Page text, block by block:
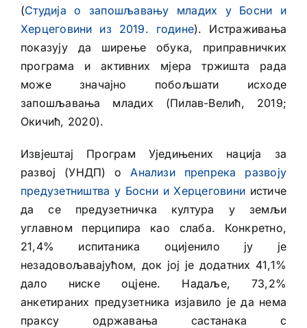
(Студија о запошљавању младих у Босни и
Херцеговини из 2019. године). Истраживања
показују да ширење обука, приправничких
програма и активних мјера тржишта рада
може значајно побољшати исходе
запошљавања младих (Пилав-Велић, 2019;
Окичић, 2020).
Извјештај Програм Уједињених нација за
развој (УНДП) оАнализи препрека развоју
предузетништва у Босни и Херцеговини истиче
да се предузетничка култура у земљи
углавном перципира као слаба. Конкретно,
21,4% испитаника оцијенило ју је
незадовољавајућом, док јој је додатних 41,1%
дало ниске оцјене. Надаље, 73,2%
анкетираних предузетника изјавило је да нема
праксу одржавања састанака с